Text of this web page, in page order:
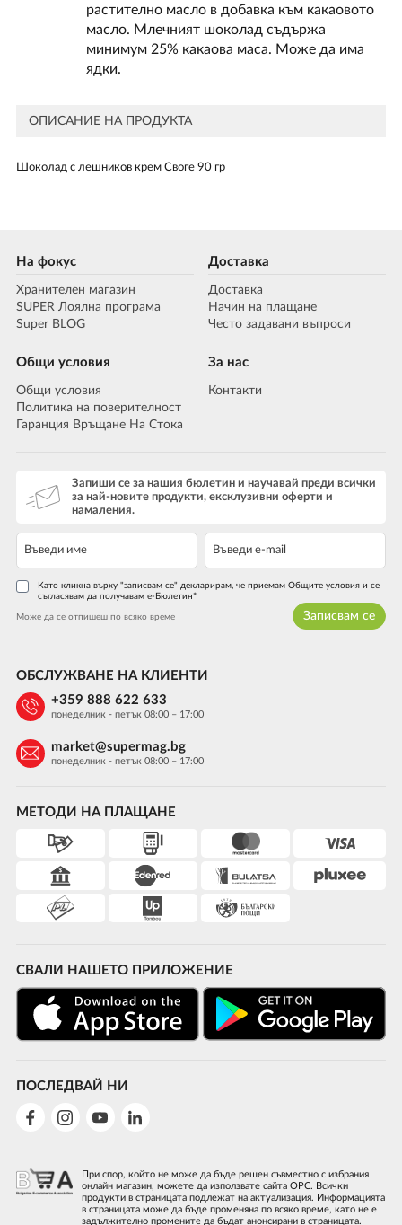
растително масло в добавка към какаовото
масло. Млечният шоколад съдържа
минимум 25% какаова маса. Може да има
ядки.
ОПИСАНИЕ НА ПРОДУКТА
Шоколад с лешников крем Своге 90 гр
На фокус
Хранителен магазин
SUPER Лоялна програма
Super BLOG
Доставка
Доставка
Начин на плащане
Често задавани въпроси
Общи условия
Общи условия
Политика на поверителност
Гаранция Връщане На Стока
За нас
Контакти
Запиши се за нашия бюлетин и научавай преди всички
за най-новите продукти, ексклузивни оферти и
намаления.
Като кликна върху "записвам се" декларирам, че приемам Общите условия и се
съгласявам да получавам е-Бюлетин*
Може да се отпишеш по всяко време Записвам се
МЕТОДИ НА ПЛАЩАНЕ
СВАЛИ НАШЕТО ПРИЛОЖЕНИЕ
ПОСЛЕДВАЙ НИ
ОБСЛУЖВАНЕ НА КЛИЕНТИ
+359 888 622 633
понеделник - петък 08:00 – 17:00
market@supermag.bg
понеделник - петък 08:00 – 17:00
При спор, който не може да бъде решен съвместно с избрания
онлайн магазин, можете да използвате сайта ОРС. Всички
продукти в страницата подлежат на актуализация. Информацията
в страницата може да бъде променяна по всяко време, като не е
задължително промените да бъдат анонсирани в страницата.